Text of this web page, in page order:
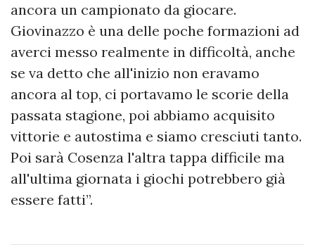
ancora un campionato da giocare.
Giovinazzo è una delle poche formazioni ad
averci messo realmente in difficoltà, anche
se va detto che all'inizio non eravamo
ancora al top, ci portavamo le scorie della
passata stagione, poi abbiamo acquisito
vittorie e autostima e siamo cresciuti tanto.
Poi sarà Cosenza l'altra tappa difficile ma
all'ultima giornata i giochi potrebbero già
essere fatti”.